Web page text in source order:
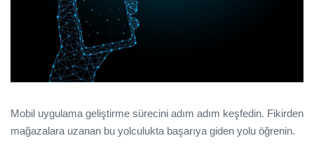
Mobil uygulama geliştirme sürecini adım adım keşfedin. Fikirden
mağazalara uzanan bu yolculukta başarıya giden yolu öğrenin.